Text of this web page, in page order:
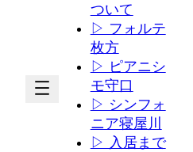
ついて
▷ フォルテ
枚方
▷ ピアニシ
モ守口
▷ シンフォ
ニア寝屋川
▷ 入居まで